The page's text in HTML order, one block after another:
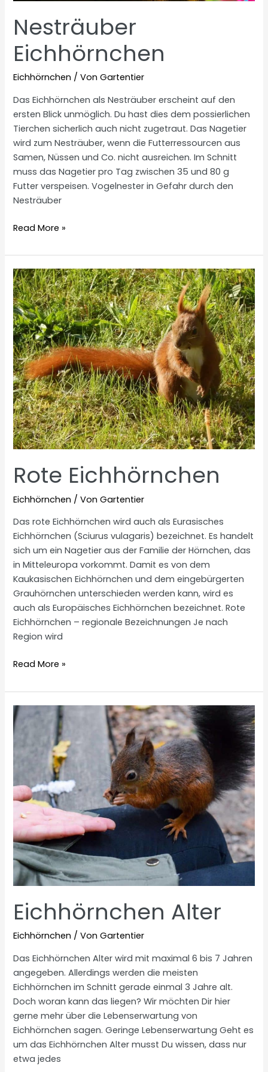
Nesträuber
Eichhörnchen
Eichhörnchen / VonGartentier
Das Eichhörnchen als Nesträuber erscheint auf den
ersten Blick unmöglich. Du hast dies dem possierlichen
Tierchen sicherlich auch nicht zugetraut. Das Nagetier
wird zum Nesträuber, wenn die Futterressourcen aus
Samen, Nüssen und Co. nicht ausreichen. Im Schnitt
muss das Nagetier pro Tag zwischen 35 und 80 g
Futter verspeisen. Vogelnester in Gefahr durch den
Nesträuber
Nesträuber
Read More »
Rote Eichhörnchen
Eichhörnchen / VonGartentier
Das rote Eichhörnchen wird auch als Eurasisches
Eichhörnchen (Sciurus vulagaris) bezeichnet. Es handelt
sich um ein Nagetier aus der Familie der Hörnchen, das
in Mitteleuropa vorkommt. Damit es von dem
Kaukasischen Eichhörnchen und dem eingebürgerten
Grauhörnchen unterschieden werden kann, wird es
auch als Europäisches Eichhörnchen bezeichnet. Rote
Eichhörnchen – regionale Bezeichnungen Je nach
Region wird
Rote
Read More »
Eichhörnchen Alter
Eichhörnchen / VonGartentier
Das Eichhörnchen Alter wird mit maximal 6 bis 7 Jahren
angegeben. Allerdings werden die meisten
Eichhörnchen im Schnitt gerade einmal 3 Jahre alt.
Doch woran kann das liegen? Wir möchten Dir hier
gerne mehr über die Lebenserwartung von
Eichhörnchen sagen. Geringe Lebenserwartung Geht es
um das Eichhörnchen Alter musst Du wissen, dass nur
etwa jedes